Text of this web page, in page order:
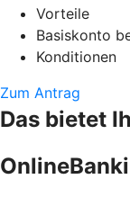
Vorteile
Basiskonto
Konditionen
Zum Antrag
Das bietet